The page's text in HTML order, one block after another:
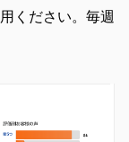
ください。毎週